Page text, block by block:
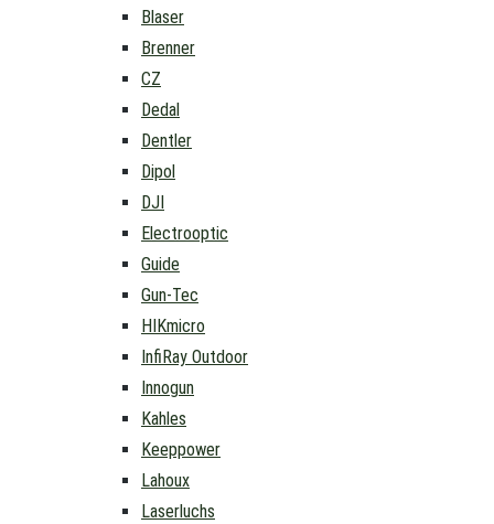
Blaser
Brenner
CZ
Dedal
Dentler
Dipol
DJI
Electrooptic
Guide
Gun-Tec
HIKmicro
InfiRay Outdoor
Innogun
Kahles
Keeppower
Lahoux
Laserluchs